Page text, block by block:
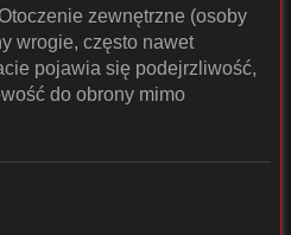
zewnętrzne (osoby
wrogie, często nawet
pojawia się podejrzliwość,
do obrony mimo